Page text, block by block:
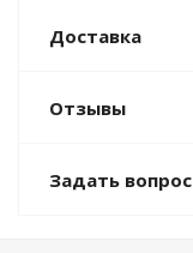
Доставка
Отзывы
Задать вопрос